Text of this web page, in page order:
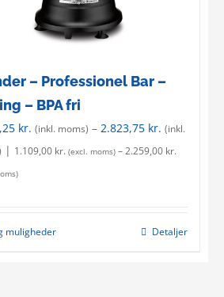
– Professionel Bar –
– BPA fri
kr. (inkl. moms) – 2.823,75 kr. (inkl.
| 1.109,00 kr. (excl. moms) – 2.259,00 kr.
mulighederThis
Detaljer